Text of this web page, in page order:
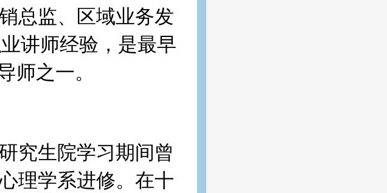
总监、区域业务发
讲师经验，是最早
师之一。
究生院学习期间曾
理学系进修。在十